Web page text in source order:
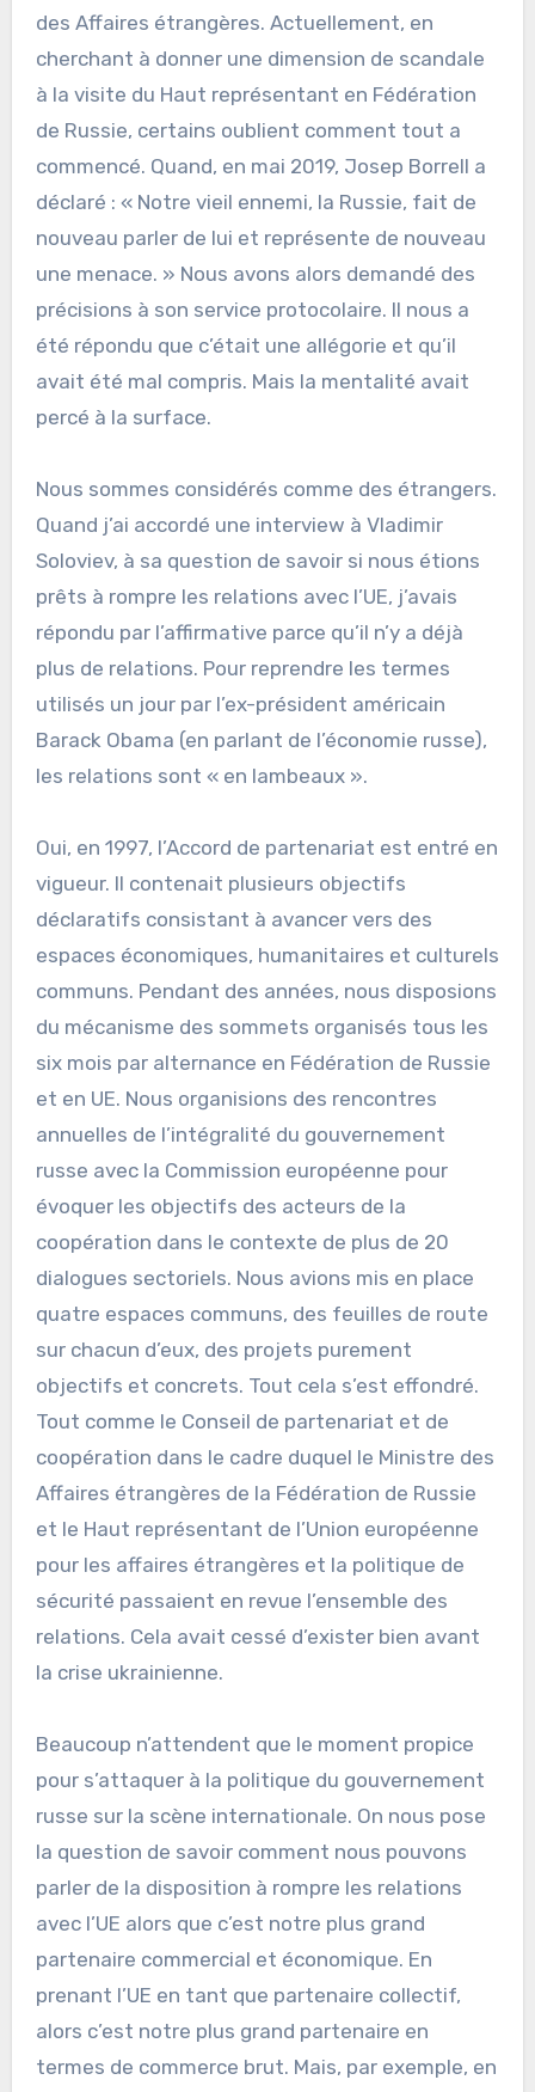
des Affaires étrangères. Actuellement, en
cherchant à donner une dimension de scandale
à la visite du Haut représentant en Fédération
de Russie, certains oublient comment tout a
commencé. Quand, en mai 2019, Josep Borrell a
déclaré : « Notre vieil ennemi, la Russie, fait de
nouveau parler de lui et représente de nouveau
une menace. » Nous avons alors demandé des
précisions à son service protocolaire. Il nous a
été répondu que c’était une allégorie et qu’il
avait été mal compris. Mais la mentalité avait
percé à la surface.
Nous sommes considérés comme des étrangers.
Quand j’ai accordé une interview à Vladimir
Soloviev, à sa question de savoir si nous étions
prêts à rompre les relations avec l’UE, j’avais
répondu par l’affirmative parce qu’il n’y a déjà
plus de relations. Pour reprendre les termes
utilisés un jour par l’ex-président américain
Barack Obama (en parlant de l’économie russe),
les relations sont « en lambeaux ».
Oui, en 1997, l’Accord de partenariat est entré en
vigueur. Il contenait plusieurs objectifs
déclaratifs consistant à avancer vers des
espaces économiques, humanitaires et culturels
communs. Pendant des années, nous disposions
du mécanisme des sommets organisés tous les
six mois par alternance en Fédération de Russie
et en UE. Nous organisions des rencontres
annuelles de l’intégralité du gouvernement
russe avec la Commission européenne pour
évoquer les objectifs des acteurs de la
coopération dans le contexte de plus de 20
dialogues sectoriels. Nous avions mis en place
quatre espaces communs, des feuilles de route
sur chacun d’eux, des projets purement
objectifs et concrets. Tout cela s’est effondré.
Tout comme le Conseil de partenariat et de
coopération dans le cadre duquel le Ministre des
Affaires étrangères de la Fédération de Russie
et le Haut représentant de l’Union européenne
pour les affaires étrangères et la politique de
sécurité passaient en revue l’ensemble des
relations. Cela avait cessé d’exister bien avant
la crise ukrainienne.
Beaucoup n’attendent que le moment propice
pour s’attaquer à la politique du gouvernement
russe sur la scène internationale. On nous pose
la question de savoir comment nous pouvons
parler de la disposition à rompre les relations
avec l’UE alors que c’est notre plus grand
partenaire commercial et économique. En
prenant l’UE en tant que partenaire collectif,
alors c’est notre plus grand partenaire en
termes de commerce brut. Mais, par exemple, en